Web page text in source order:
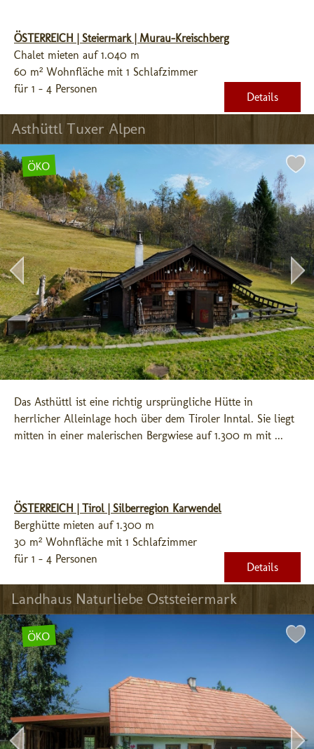
ÖSTERREICH | Steiermark | Murau-Kreischberg
Chalet mieten auf 1.040 m
60 m² Wohnfläche mit 1 Schlafzimmer
für 1 - 4 Personen
Details
Asthüttl Tuxer Alpen
ÖKO
Das Asthüttl ist eine richtig ursprüngliche Hütte in
herrlicher Alleinlage hoch über dem Tiroler Inntal. Sie liegt
mitten in einer malerischen Bergwiese auf 1.300 m mit ...
ÖSTERREICH | Tirol | Silberregion Karwendel
Berghütte mieten auf 1.300 m
30 m² Wohnfläche mit 1 Schlafzimmer
für 1 - 4 Personen
Details
Landhaus Naturliebe Oststeiermark
ÖKO